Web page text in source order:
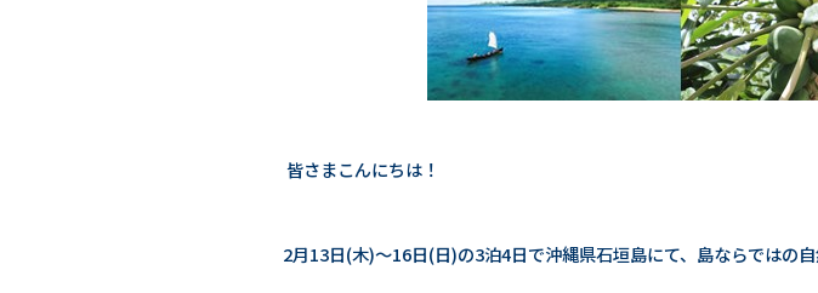
皆さまこんにちは！
2月13日(木)～16日(日)の3泊4日で沖縄県石垣島にて、島ならではの